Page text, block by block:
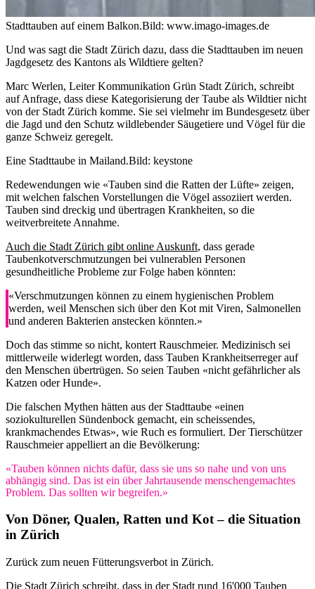
Stadttauben auf einem Balkon.Bild: www.imago-images.de
Und was sagt die Stadt Zürich dazu, dass die Stadttauben im neuen
Jagdgesetz des Kantons als Wildtiere gelten?
Marc Werlen, Leiter Kommunikation Grün Stadt Zürich, schreibt
auf Anfrage, dass diese Kategorisierung der Taube als Wildtier nicht
von der Stadt Zürich komme. Sie sei vielmehr im Bundesgesetz über
die Jagd und den Schutz wildlebender Säugetiere und Vögel für die
ganze Schweiz geregelt.
Eine Stadttaube in Mailand.Bild: keystone
Redewendungen wie «Tauben sind die Ratten der Lüfte» zeigen,
mit welchen falschen Vorstellungen die Vögel assoziiert werden.
Tauben sind dreckig und übertragen Krankheiten, so die
weitverbreitete Annahme.
Auch die Stadt Zürich gibt online Auskunft, dass gerade
Taubenkotverschmutzungen bei vulnerablen Personen
gesundheitliche Probleme zur Folge haben könnten:
«Verschmutzungen können zu einem hygienischen Problem
werden, weil Menschen sich über den Kot mit Viren, Salmonellen
und anderen Bakterien anstecken könnten.»
Doch das stimme so nicht, kontert Rauschmeier. Medizinisch sei
mittlerweile widerlegt worden, dass Tauben Krankheitserreger auf
den Menschen übertrügen. So seien Tauben «nicht gefährlicher als
Katzen oder Hunde».
Die falschen Mythen hätten aus der Stadttaube «einen
soziokulturellen Sündenbock gemacht, ein scheissendes,
krankmachendes Etwas», wie Ruch es formuliert. Der Tierschützer
Rauschmeier appelliert an die Bevölkerung:
«Tauben können nichts dafür, dass sie uns so nahe und von uns
abhängig sind. Das ist ein über Jahrtausende menschengemachtes
Problem. Das sollten wir begreifen.»
Von Döner, Qualen, Ratten und Kot – die Situation
in Zürich
Zurück zum neuen Fütterungsverbot in Zürich.
Die Stadt Zürich schreibt, dass in der Stadt rund 16'000 Tauben